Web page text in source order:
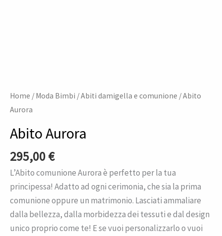
Home / Moda Bimbi /Abiti damigella e comunione / Abito
Aurora
Abito Aurora
295,00€
L’Abito comunione Aurora è perfetto per la tua
principessa! Adatto ad ogni cerimonia, che sia la prima
comunione oppure un matrimonio. Lasciati ammaliare
dalla bellezza, dalla morbidezza dei tessuti e dal design
unico proprio come te! E se vuoi personalizzarlo o vuoi